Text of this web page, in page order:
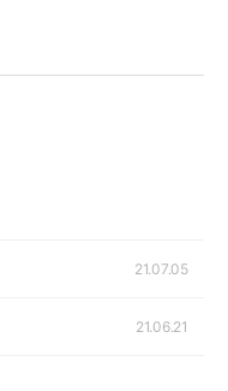
21.07.05
21.06.21